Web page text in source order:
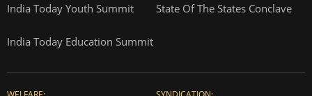
India Today Youth Summit State Of The States Conclave
India Today Education Summit